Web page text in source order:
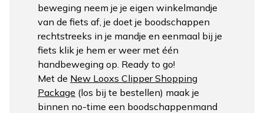
beweging neem je je eigen winkelmandje
van de fiets af, je doet je boodschappen
rechtstreeks in je mandje en eenmaal bij je
fiets klik je hem er weer met één
handbeweging op. Ready to go!
Met de New Looxs Clipper Shopping
Package (los bij te bestellen) maak je
binnen no-time een boodschappenmand